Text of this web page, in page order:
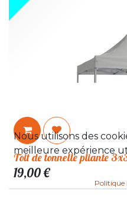
Toit de tonnelle pliante
19,00€
Nous utilisons des
meilleure expérience
Politique